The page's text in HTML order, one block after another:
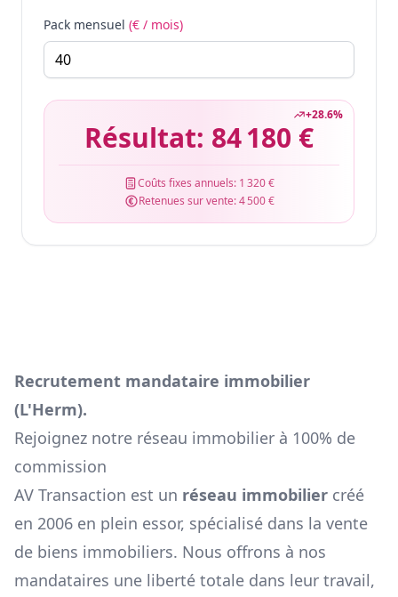
Pack mensuel (€ / mois)
+28.6%
Résultat: 84 180 €
Coûts fixes annuels: 1 320 €
Retenues sur vente:4 500 €
Recrutement mandataire immobilier
(L'Herm).
Rejoignez notre réseau immobilier à 100% de
commission
AV Transaction est un réseau immobilier créé
en 2006 en plein essor, spécialisé dans la vente
de biens immobiliers. Nous offrons à nos
mandataires une liberté totale dans leur travail,